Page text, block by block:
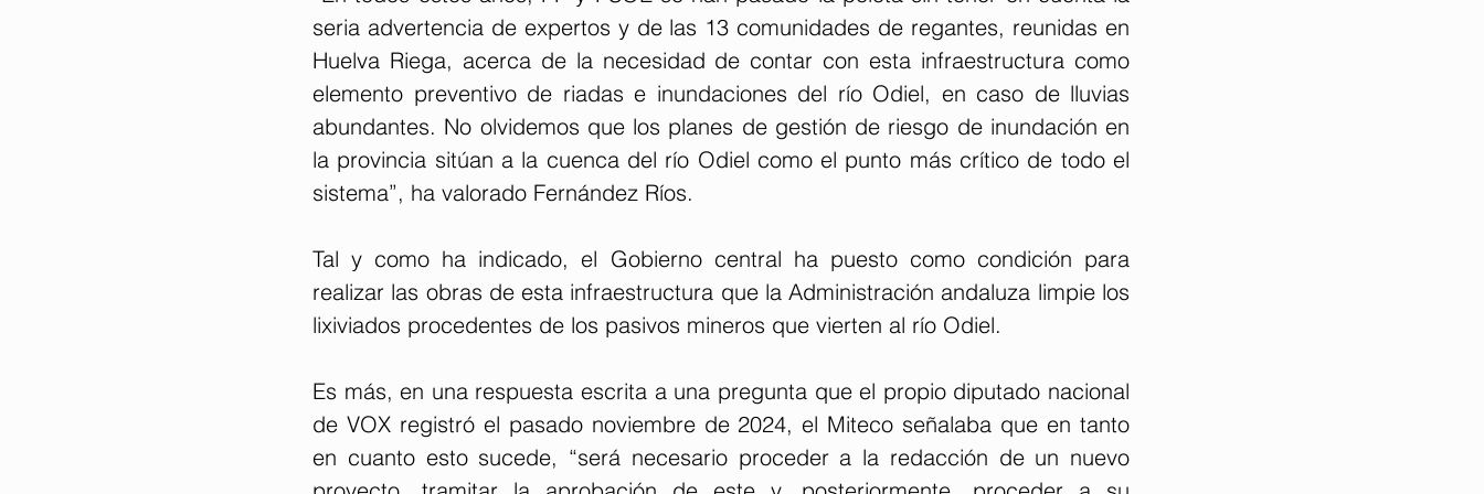
seria advertencia de expertos y de las 13 comunidades de regantes, reunidas en
Huelva Riega, acerca de la necesidad de contar con esta infraestructura como
elemento preventivo de riadas e inundaciones del río Odiel, en caso de lluvias
abundantes. No olvidemos que los planes de gestión de riesgo de inundación en
la provincia sitúan a la cuenca del río Odiel como el punto más crítico de todo el
sistema”, ha valorado Fernández Ríos.
Tal y como ha indicado, el Gobierno central ha puesto como condición para
realizar las obras de esta infraestructura que la Administración andaluza limpie los
lixiviados procedentes de los pasivos mineros que vierten al río Odiel.
Es más, en una respuesta escrita a una pregunta que el propio diputado nacional
de VOX registró el pasado noviembre de 2024, el Miteco señalaba que en tanto
en cuanto esto sucede, “será necesario proceder a la redacción de un nuevo